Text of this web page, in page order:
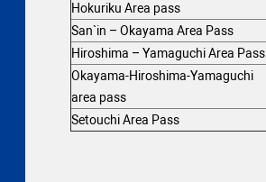
Hokuriku Area pass
San`in – Okayama Area Pass
Hiroshima – Yamaguchi Area Pass
Okayama-Hiroshima-Yamaguchi
area pass
Setouchi Area Pass